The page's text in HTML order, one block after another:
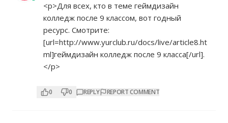
<p>Для всех, кто в теме геймдизайн
колледж после 9 классом, вот годный
ресурс. Смотрите:
[url=http://www.yurclub.ru/docs/live/article8.ht
ml]геймдизайн колледж после 9 класса[/url].
</p>
0 0 REPLY REPORT COMMENT